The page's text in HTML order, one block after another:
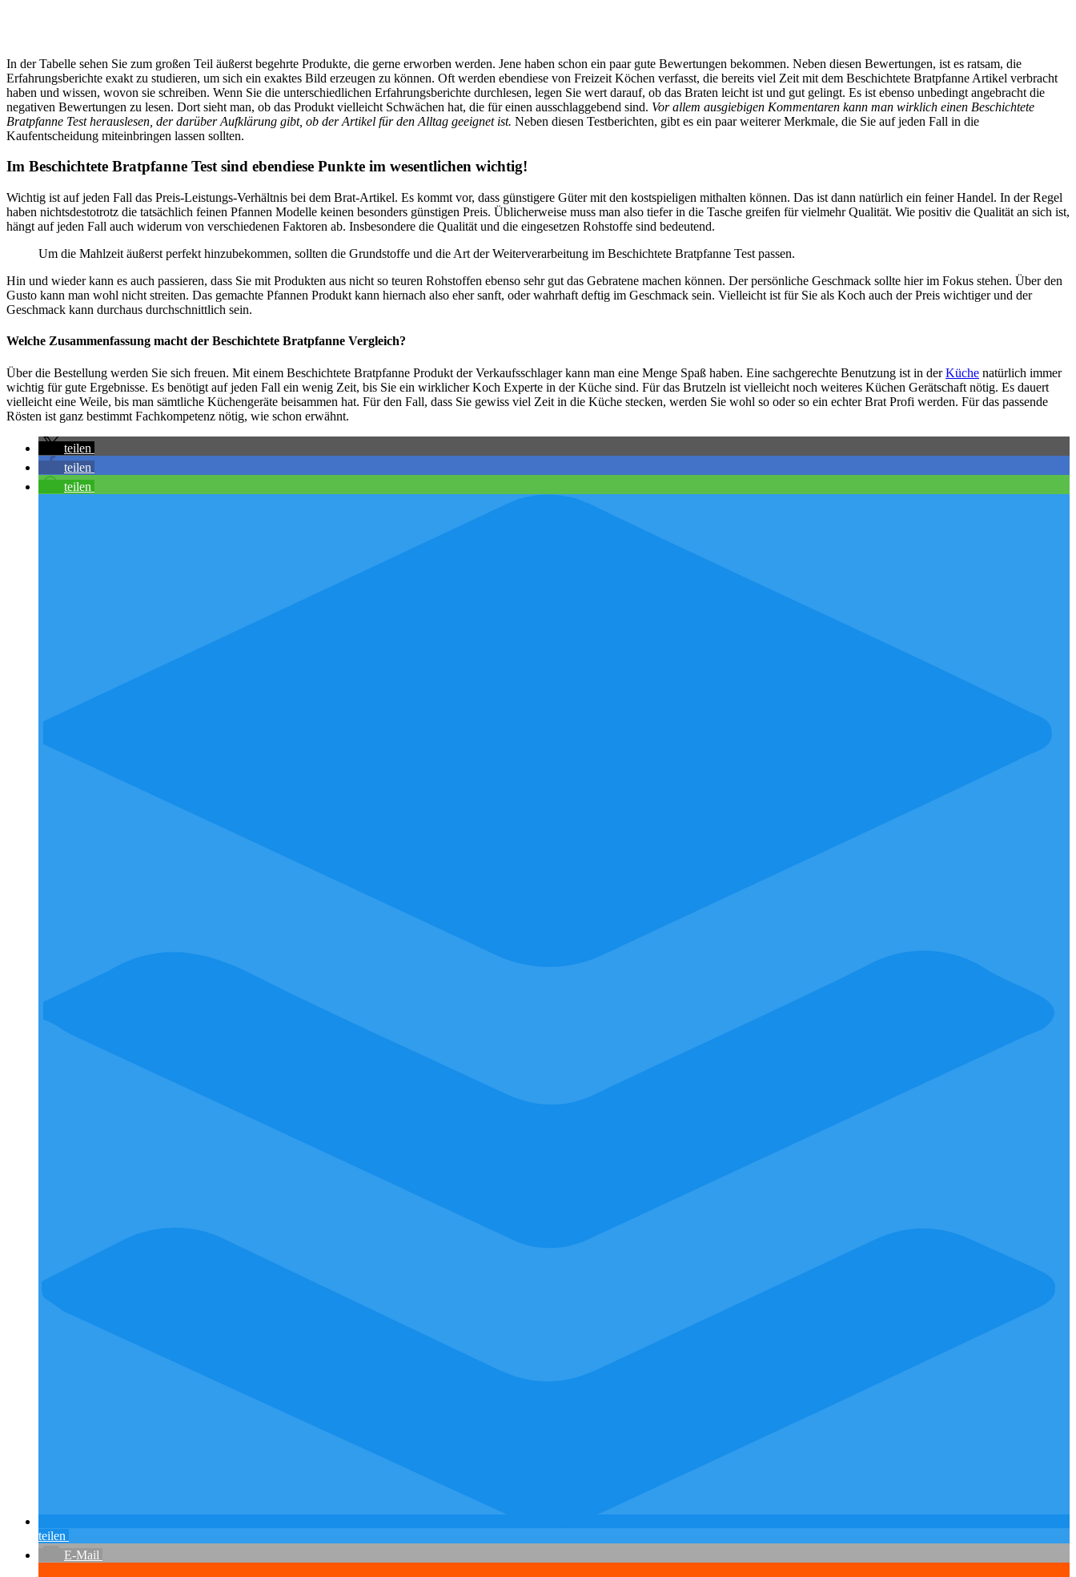
In der Tabelle sehen Sie zum großen Teil äußerst begehrte Produkte, die gerne erworben werden. Jene haben schon ein paar gute Bewertungen bekommen. Neben diesen Bewertungen, ist es ratsam, die
Erfahrungsberichte exakt zu studieren, um sich ein exaktes Bild erzeugen zu können. Oft werden ebendiese von Freizeit Köchen verfasst, die bereits viel Zeit mit dem Beschichtete Bratpfanne Artikel verbracht
haben und wissen, wovon sie schreiben. Wenn Sie die unterschiedlichen Erfahrungsberichte durchlesen, legen Sie wert darauf, ob das Braten leicht ist und gut gelingt. Es ist ebenso unbedingt angebracht die
negativen Bewertungen zu lesen. Dort sieht man, ob das Produkt vielleicht Schwächen hat, die für einen ausschlaggebend sind. Vor allem ausgiebigen Kommentaren kann man wirklich einen Beschichtete
Bratpfanne Test herauslesen, der darüber Aufklärung gibt, ob der Artikel für den Alltag geeignet ist. Neben diesen Testberichten, gibt es ein paar weiterer Merkmale, die Sie auf jeden Fall in die
Kaufentscheidung miteinbringen lassen sollten.
Im Beschichtete Bratpfanne Test sind ebendiese Punkte im wesentlichen wichtig!
Wichtig ist auf jeden Fall das Preis-Leistungs-Verhältnis bei dem Brat-Artikel. Es kommt vor, dass günstigere Güter mit den kostspieligen mithalten können. Das ist dann natürlich ein feiner Handel. In der Regel
haben nichtsdestotrotz die tatsächlich feinen Pfannen Modelle keinen besonders günstigen Preis. Üblicherweise muss man also tiefer in die Tasche greifen für vielmehr Qualität. Wie positiv die Qualität an sich ist,
hängt auf jeden Fall auch widerum von verschiedenen Faktoren ab. Insbesondere die Qualität und die eingesetzen Rohstoffe sind bedeutend.
Um die Mahlzeit äußerst perfekt hinzubekommen, sollten die Grundstoffe und die Art der Weiterverarbeitung im Beschichtete Bratpfanne Test passen.
Hin und wieder kann es auch passieren, dass Sie mit Produkten aus nicht so teuren Rohstoffen ebenso sehr gut das Gebratene machen können. Der persönliche Geschmack sollte hier im Fokus stehen. Über den
Gusto kann man wohl nicht streiten. Das gemachte Pfannen Produkt kann hiernach also eher sanft, oder wahrhaft deftig im Geschmack sein. Vielleicht ist für Sie als Koch auch der Preis wichtiger und der
Geschmack kann durchaus durchschnittlich sein.
Welche Zusammenfassung macht der Beschichtete Bratpfanne Vergleich?
Über die Bestellung werden Sie sich freuen. Mit einem Beschichtete Bratpfanne Produkt der Verkaufsschlager kann man eine Menge Spaß haben. Eine sachgerechte Benutzung ist in derKüche natürlich immer
wichtig für gute Ergebnisse. Es benötigt auf jeden Fall ein wenig Zeit, bis Sie ein wirklicher Koch Experte in der Küche sind. Für das Brutzeln ist vielleicht noch weiteres Küchen Gerätschaft nötig. Es dauert
vielleicht eine Weile, bis man sämtliche Küchengeräte beisammen hat. Für den Fall, dass Sie gewiss viel Zeit in die Küche stecken, werden Sie wohl so oder so ein echter Brat Profi werden. Für das passende
Rösten ist ganz bestimmt Fachkompetenz nötig, wie schon erwähnt.
teilen
teilen
teilen
teilen
E-Mail